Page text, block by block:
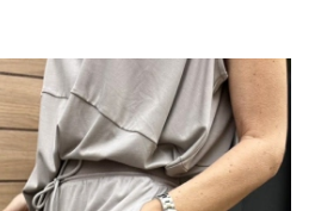
ПОРЪЧАЙ